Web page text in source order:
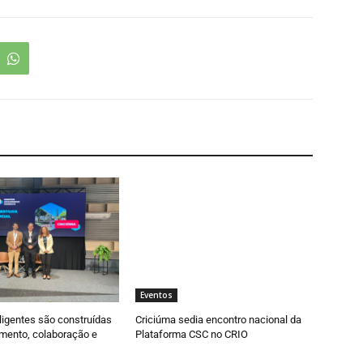
são construídas
colaboração e
Eventos
Criciúma sedia encontro nacional da
Plataforma CSC no CRIO